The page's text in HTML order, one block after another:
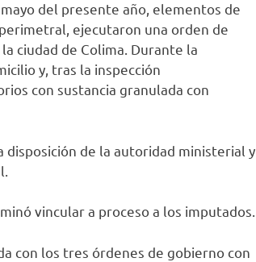
del presente año, elementos de
ejecutaron una orden de
ciudad de Colima. Durante la
y, tras la inspección
con sustancia granulada con
disposición de la autoridad ministerial y
vincular a proceso a los imputados.
con los tres órdenes de gobierno con